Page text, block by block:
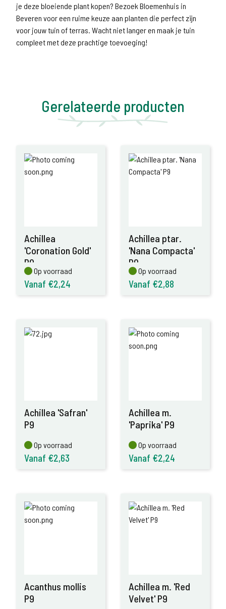
je deze bloeiende plant kopen? Bezoek Bloemenhuis in
Beveren voor een ruime keuze aan planten die perfect zijn
voor jouw tuin of terras. Wacht niet langer en maak je tuin
compleet met deze prachtige toevoeging!
Gerelateerde producten
Achillea
'Coronation Gold'
P9
Op voorraad
Op voorraad
Vanaf €2,24
Achillea ptar.
'Nana Compacta'
P9
Op voorraad
Op voorraad
Vanaf €2,88
Achillea 'Safran'
P9
Op voorraad
Op voorraad
Vanaf €2,63
Achillea m.
'Paprika' P9
Op voorraad
Op voorraad
Vanaf €2,24
Acanthus mollis
P9
Achillea m. 'Red
Velvet' P9